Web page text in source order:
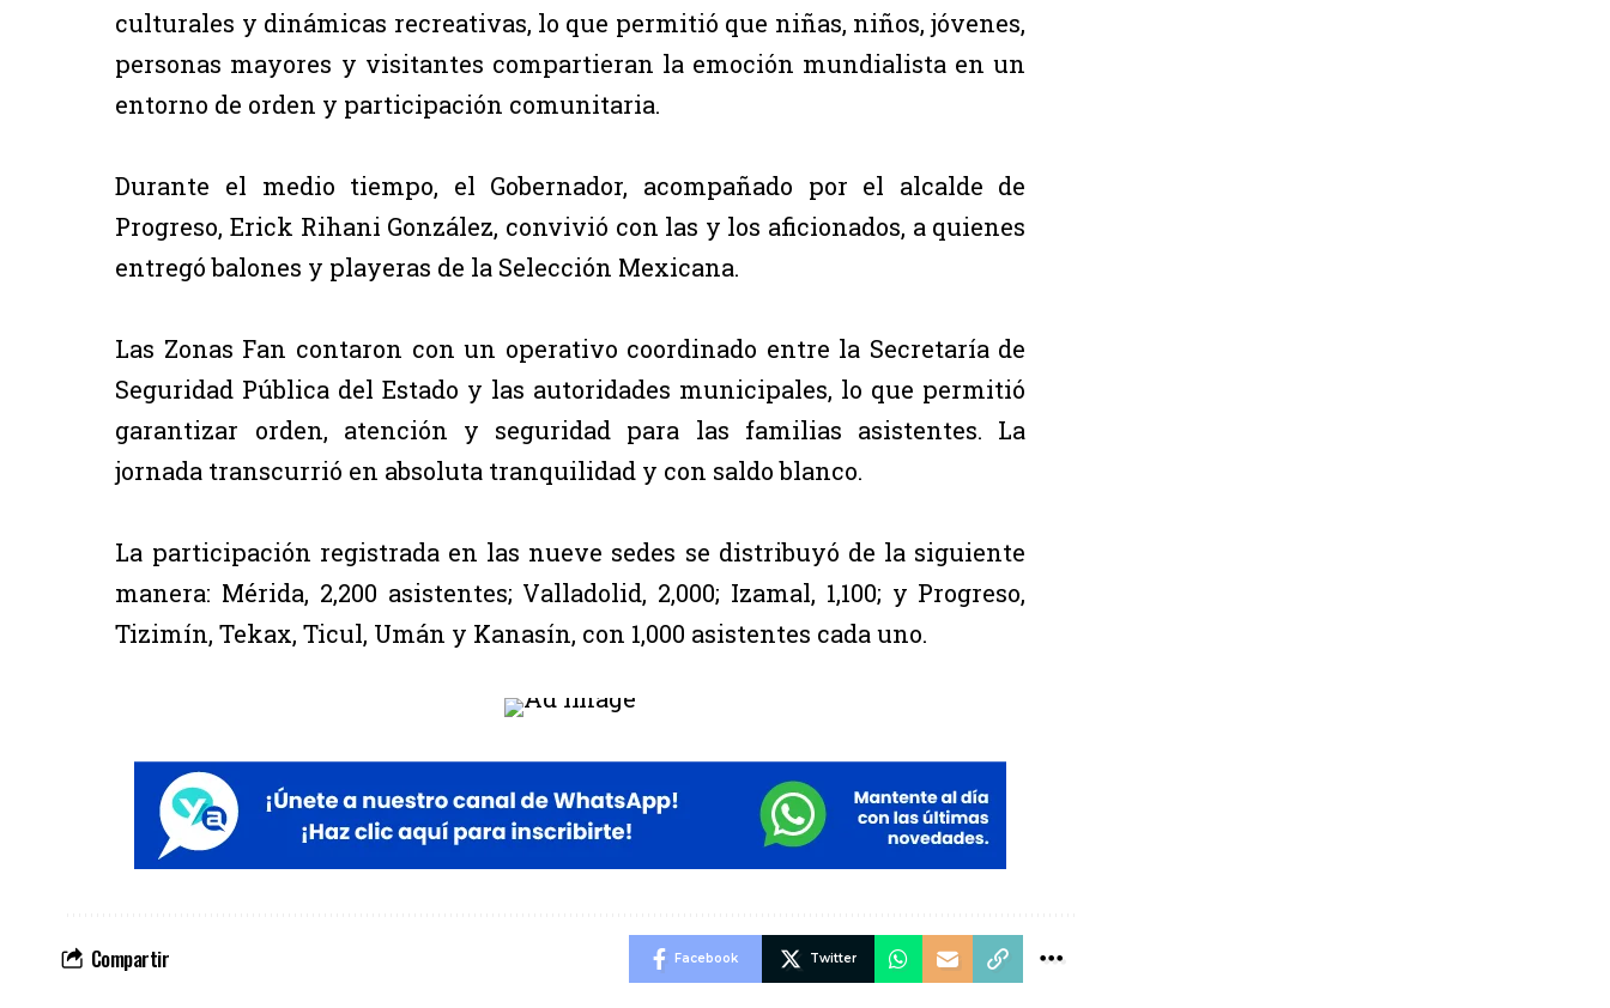
culturales y dinámicas recreativas, lo que permitió que niñas, niños, jóvenes,
personas mayores y visitantes compartieran la emoción mundialista en un
entorno de orden y participación comunitaria.
Durante el medio tiempo, el Gobernador, acompañado por el alcalde de
Progreso, Erick Rihani González, convivió con las y los aficionados, a quienes
entregó balones y playeras de la Selección Mexicana.
Las Zonas Fan contaron con un operativo coordinado entre la Secretaría de
Seguridad Pública del Estado y las autoridades municipales, lo que permitió
garantizar orden, atención y seguridad para las familias asistentes. La
jornada transcurrió en absoluta tranquilidad y con saldo blanco.
La participación registrada en las nueve sedes se distribuyó de la siguiente
manera: Mérida, 2,200 asistentes; Valladolid, 2,000; Izamal, 1,100; y Progreso,
Tizimín, Tekax, Ticul, Umán y Kanasín, con 1,000 asistentes cada uno.
Compartir Facebook Twitter